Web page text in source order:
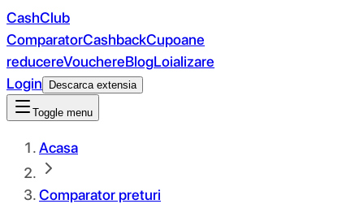
CashClub
ComparatorCashbackCupoane
reducereVouchereBlogLoializare
Login
Descarca extensia
Toggle menu
Acasa
Comparator preturi